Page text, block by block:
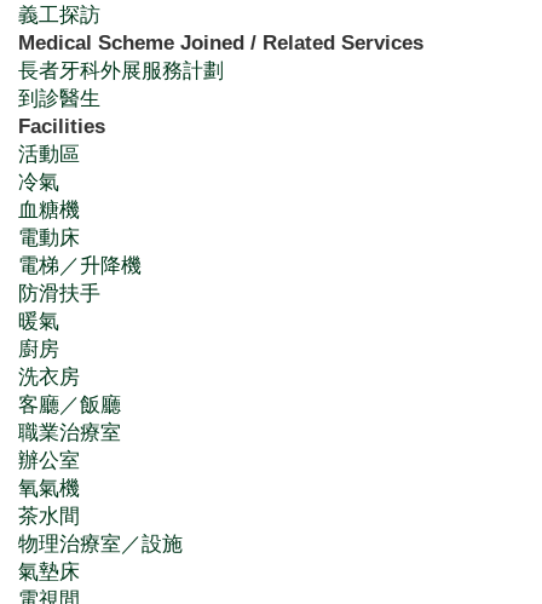
義工探訪
Medical Scheme Joined / Related Services
長者牙科外展服務計劃
到診醫生
Facilities
活動區
冷氣
血糖機
電動床
電梯／升降機
防滑扶手
暖氣
廚房
洗衣房
客廳／飯廳
職業治療室
辦公室
氧氣機
茶水間
物理治療室／設施
氣墊床